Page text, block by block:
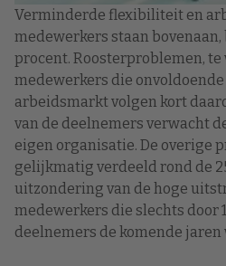
Verminderde flexibiliteit en
medewerkers staan bovenaan,
procent. Roosterproblemen,
medewerkers die
arbeidsmarkt volgen kort
van de deelnemers verwacht
eigen organisatie. De overige
gelijkmatig verdeeld rond de
uitzondering van de hoge
medewerkers die slechts door
deelnemers de komende